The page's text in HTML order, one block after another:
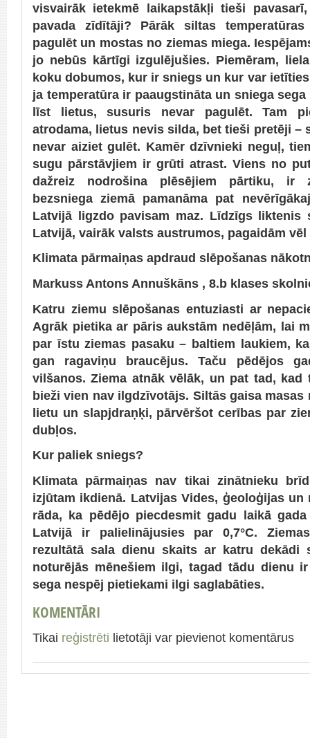
visvairāk ietekmē laikapstākļi tieši
pavada zīdītāji? Pārāk siltas
pagulēt un mostas no ziemas miega.
jo nebūs kārtīgi izgulējušies. Piemēram,
koku dobumos, kur ir sniegs un kur var
ja temperatūra ir paaugstināta un sniega
līst lietus, susuris nevar pagulēt. Tam
atrodama, lietus nevis silda, bet tieši pretēji –
nevar aiziet gulēt. Kamēr dzīvnieki neguļ,
sugu pārstāvjiem ir grūti atrast. Viens no
dažreiz nodrošina plēsējiem pārtiku, ir
bezsniega ziemā pamanāma pat
Latvijā ligzdo pavisam maz. Līdzīgs
Latvijā, vairāk valsts austrumos, pagaidām
Klimata pārmaiņas apdraud slēpošanas
Markuss Antons Annuškāns , 8.b klases
Katru ziemu slēpošanas entuziasti ar
Agrāk pietika ar pāris aukstām nedēļām, lai
par īstu ziemas pasaku – baltiem laukiem,
gan ragaviņu braucējus. Taču pēdējos
vilšanos. Ziema atnāk vēlāk, un pat tad, kad
bieži vien nav ilgdzīvotājs. Siltās gaisa masas
lietu un slapjdraņķi, pārvēršot cerības par
dubļos.
Kur paliek sniegs?
Klimata pārmaiņas nav tikai zinātnieku
izjūtam ikdienā. Latvijas Vides, ģeoloģijas
rāda, ka pēdējo piecdesmit gadu laikā
Latvijā ir palielinājusies par 0,7°C.
rezultātā sala dienu skaits ar katru dekādi
noturējās mēnešiem ilgi, tagad tādu dienu
sega nespēj pietiekami ilgi saglabāties.
KOMENTĀRI
Tikai reģistrēti lietotāji var pievienot komentārus